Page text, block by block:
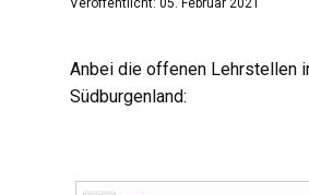
Veröffentlicht: 05. Februar 2021
Anbei die offenen Lehrstellen
Südburgenland: